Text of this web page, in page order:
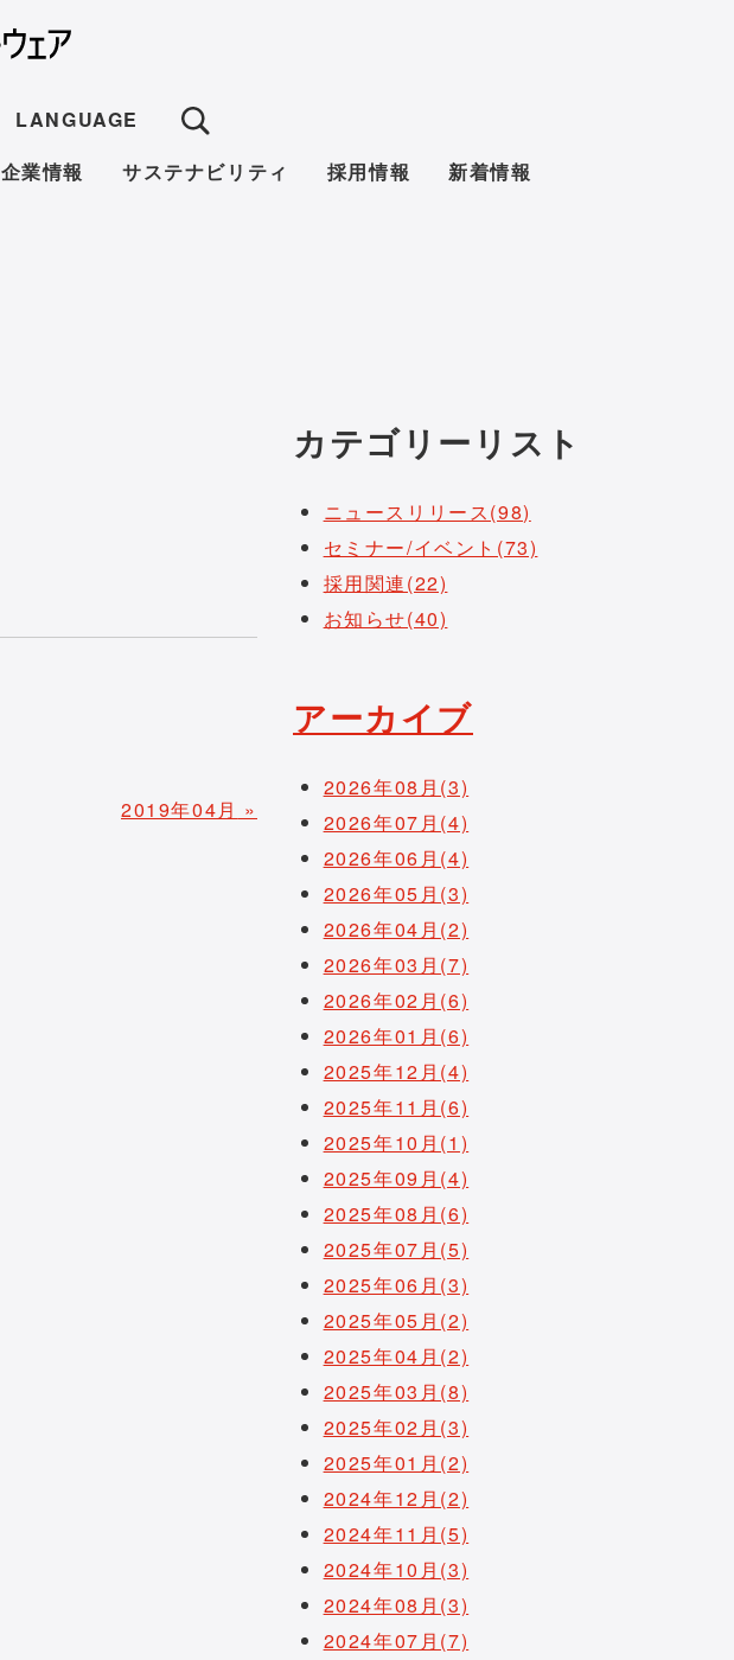
LANGUAGE
企業情報 サステナビリティ 採用情報 新着情報
2019年04月 »
カテゴリーリスト
ニュースリリース(98)
セミナー/イベント(73)
採用関連(22)
お知らせ(40)
アーカイブ
2026年08月(3)
2026年07月(4)
2026年06月(4)
2026年05月(3)
2026年04月(2)
2026年03月(7)
2026年02月(6)
2026年01月(6)
2025年12月(4)
2025年11月(6)
2025年10月(1)
2025年09月(4)
2025年08月(6)
2025年07月(5)
2025年06月(3)
2025年05月(2)
2025年04月(2)
2025年03月(8)
2025年02月(3)
2025年01月(2)
2024年12月(2)
2024年11月(5)
2024年10月(3)
2024年08月(3)
2024年07月(7)